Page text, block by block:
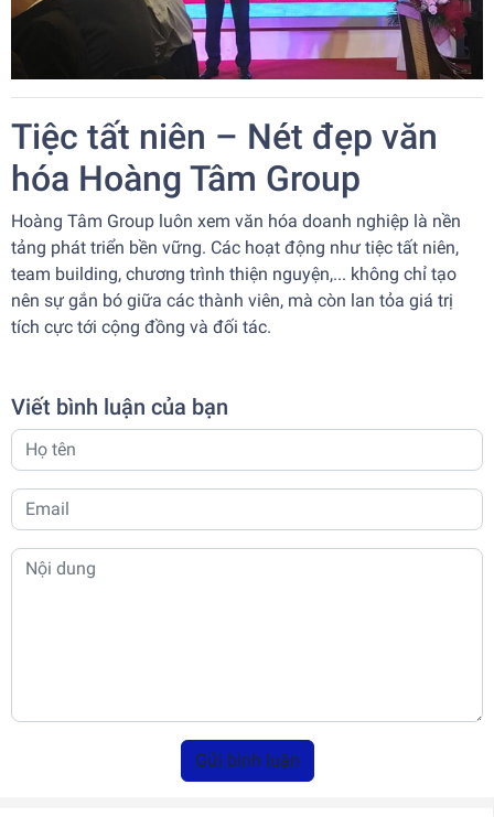
Tiệc tất niên – Nét đẹp văn
hóa Hoàng Tâm Group
Hoàng Tâm Group luôn xem văn hóa doanh nghiệp là nền
tảng phát triển bền vững. Các hoạt động như tiệc tất niên,
team building, chương trình thiện nguyện,... không chỉ tạo
nên sự gắn bó giữa các thành viên, mà còn lan tỏa giá trị
tích cực tới cộng đồng và đối tác.
Viết bình luận của bạn
Gửi bình luận